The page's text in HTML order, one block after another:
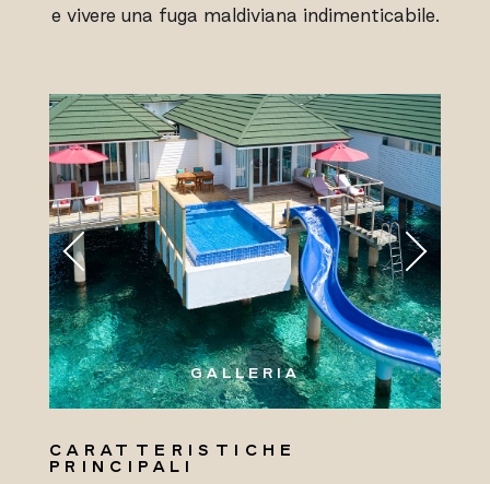
e vivere una fuga maldiviana indimenticabile.
GALLERIA
CARATTERISTICHE
PRINCIPALI